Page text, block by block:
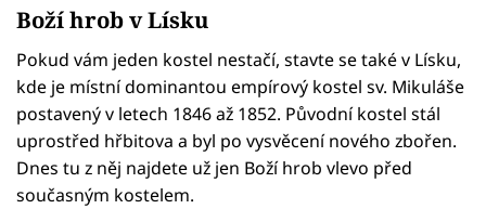
Boží hrob v Lísku
Pokud vám jeden kostel nestačí, stavte se také v Lísku,
kde je místní dominantou empírový kostel sv. Mikuláše
postavený v letech 1846 až 1852. Původní kostel stál
uprostřed hřbitova a byl po vysvěcení nového zbořen.
Dnes tu z něj najdete už jen Boží hrob vlevo před
současným kostelem.